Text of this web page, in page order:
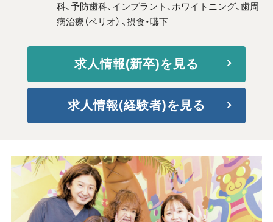
科、予防歯科、インプラント、ホワイトニング、歯周
病治療（ペリオ） 、摂食・嚥下
求人情報(新卒)を見る
求人情報(経験者)を見る